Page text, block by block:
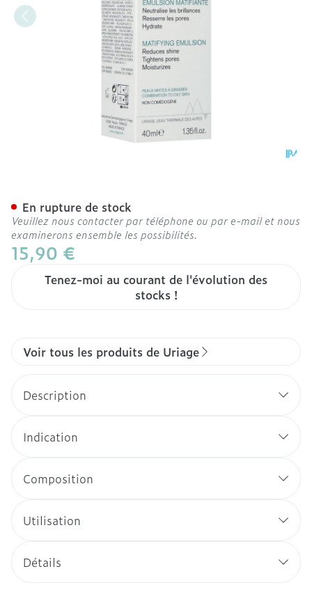
15,90 €
Tenez-moi au courant de l'évolution des
stocks !
En rupture de stock
Veuillez nous contacter par téléphone ou par e-mail et nous
examinerons ensemble les possibilités.
Voir tous les produits de Uriage
Description
Indication
Composition
Utilisation
Détails